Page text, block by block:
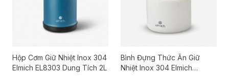
Hộp Cơm Giữ Nhiệt Inox 304
Elmich EL8303 Dung Tích 2L
Bình Đựng Thức Ăn Giữ
Nhiệt Inox 304 Elmich